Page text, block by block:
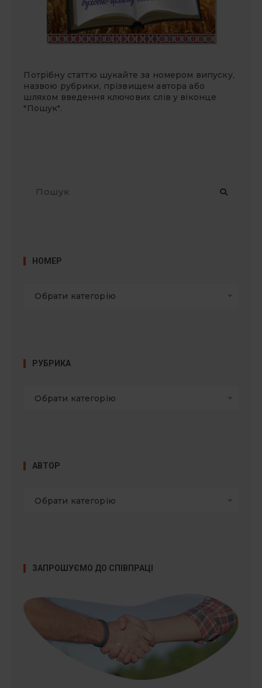
Потрібну статтю шукайте за номером випуску,
назвою рубрики, прізвищем автора або
шляхом введення ключових слів у віконце
"Пошук".
НОМЕР
Обрати категорію
РУБРИКА
Обрати категорію
АВТОР
Обрати категорію
ЗАПРОШУЄМО ДО СПІВПРАЦІ